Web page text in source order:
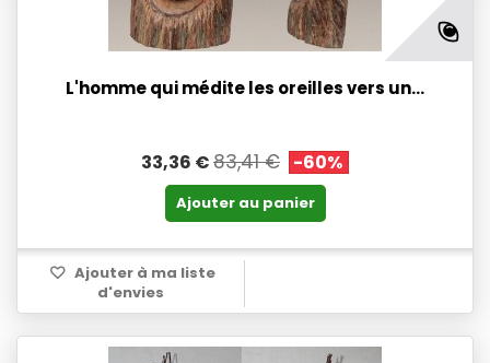
L'homme qui médite les oreilles vers un...
33,36 €83,41 € -60%
Ajouter au panier
Ajouter à ma liste
d'envies